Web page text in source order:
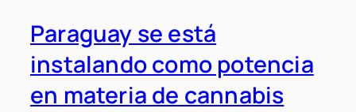
Paraguay se está
instalando como potencia
en materia de cannabis